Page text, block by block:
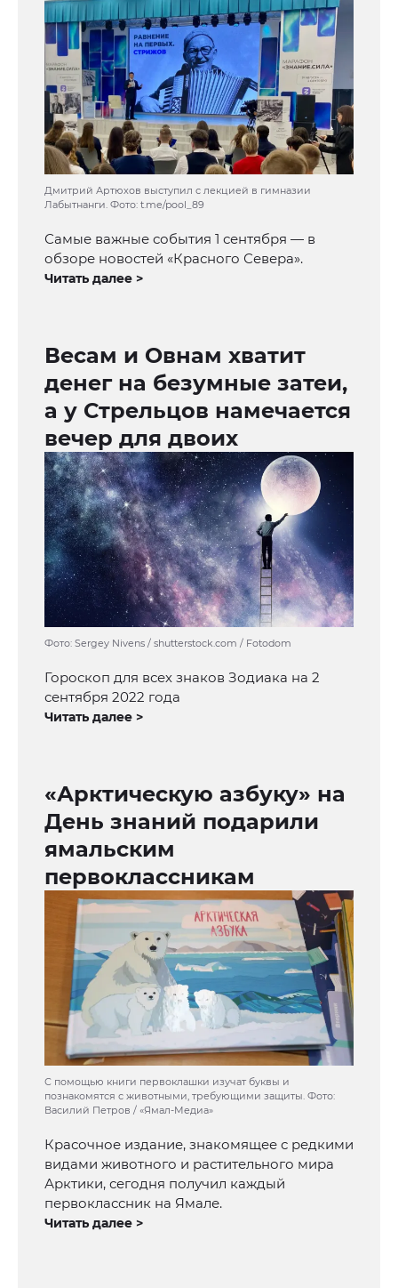
Дмитрий Артюхов выступил с лекцией в гимназии
Лабытнанги. Фото: t.me/pool_89
Самые важные события 1 сентября — в
обзоре новостей «Красного Севера».
Читать далее >
Весам и Овнам хватит
денег на безумные затеи,
а у Стрельцов намечается
вечер для двоих
Фото: Sergey Nivens / shutterstock.com / Fotodom
Гороскоп для всех знаков Зодиака на 2
сентября 2022 года
Читать далее >
«Арктическую азбуку» на
День знаний подарили
ямальским
первоклассникам
С помощью книги первоклашки изучат буквы и
познакомятся с животными, требующими защиты. Фото:
Василий Петров / «Ямал-Медиа»
Красочное издание, знакомящее с редкими
видами животного и растительного мира
Арктики, сегодня получил каждый
первоклассник на Ямале.
Читать далее >